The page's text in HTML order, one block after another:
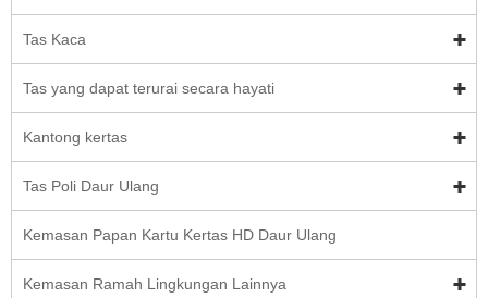
Tas Kaca
Tas yang dapat terurai secara hayati
Kantong kertas
Tas Poli Daur Ulang
Kemasan Papan Kartu Kertas HD Daur Ulang
Kemasan Ramah Lingkungan Lainnya